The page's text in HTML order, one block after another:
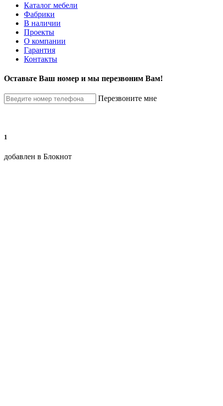
Каталог мебели
Фабрики
В наличии
Проекты
О компании
Гарантия
Контакты
Оставьте Ваш номер и мы перезвоним Вам!
Перезвоните мне
1
добавлен в Блокнот